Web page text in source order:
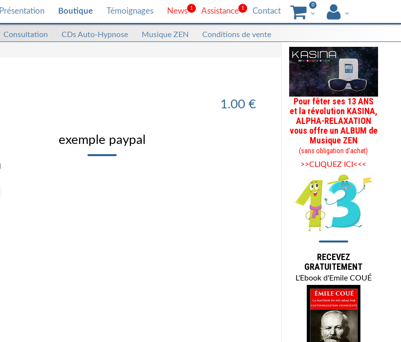
0
Présentation Boutique
Consultation CDs Auto-Hypnose Musique ZEN Conditions de vente
Témoignages 1
News 1
Assistance Contact
1.00 €
exemple paypal
Pour fêter ses 13 ANS
et la révolution KASINA,
ALPHA-RELAXATION
vous offre un ALBUM de
Musique ZEN
(sans obligation d'achat)
>>CLIQUEZ ICI<<<
RECEVEZ
GRATUITEMENT
L'Ebook d'Emile COUÉ